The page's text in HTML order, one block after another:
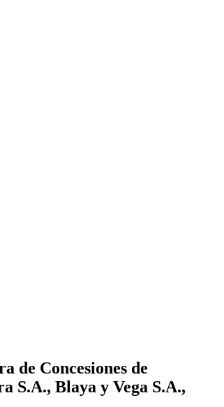
de Concesiones de
S.A., Blaya y Vega S.A.,